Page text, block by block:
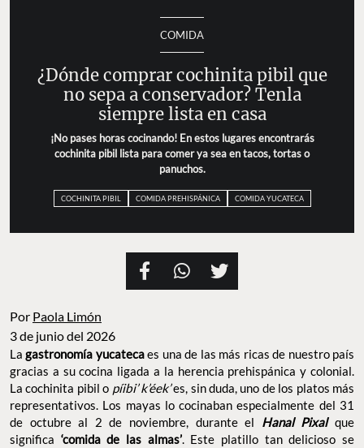
COMIDA
¿Dónde comprar cochinita pibil que
no sepa a conservador? Tenla
siempre lista en casa
¡No pases horas cocinando! En estos lugares encontrarás
cochinita pibil lista para comer ya sea en tacos, tortas o
panuchos.
COCHINITA PIBIL COMIDA PREHISPÁNICA COMIDA YUCATECA
Por Paola Limón
3 de junio del 2026
Lagastronomía yucatecaes una de las más ricas de nuestro país
gracias a su cocina ligada a la herencia prehispánica y colonial.
La cochinita pibil o píibi’ k’éek’es, sin duda, uno de los platos más
representativos. Los mayas lo cocinaban especialmente del 31
de octubre al 2 de noviembre, durante el Hanal Pixalque
significa ‘comida de las almas’. Este platillo tan delicioso se